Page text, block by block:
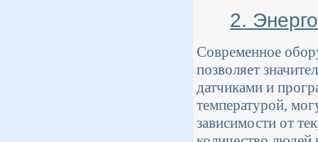
2.
Современное
позволяет
датчиками и
температурой,
зависимости от